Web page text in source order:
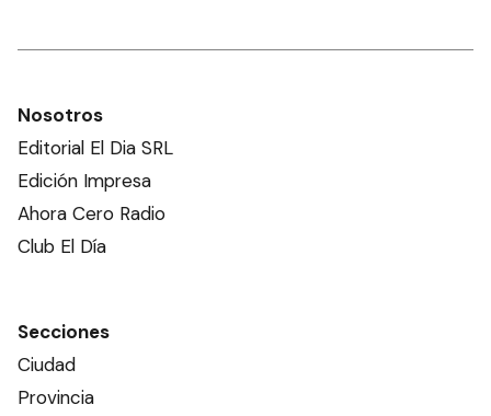
Nosotros
Editorial El Dia SRL
Edición Impresa
Ahora Cero Radio
Club El Día
Secciones
Ciudad
Provincia